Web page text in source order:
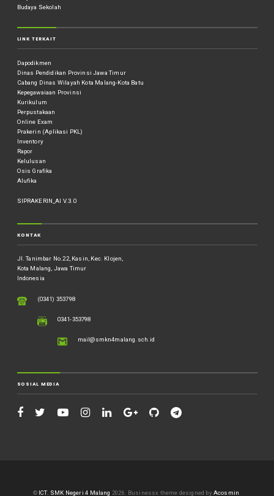
Budaya Sekolah
LINK TERKAIT
Dapodikmen
Dinas Pendidikan Provinsi Jawa Timur
Cabang Dinas Wilayah Kota Malang-Kota Batu
Kepegawaiaan Provinsi
Kurikulum
Perpustakaan
Online Exam
Prakerin (Aplikasi PKL)
Inventory
Rapor
Kelulusan
Osis Grafika
Alufika
SIPRAKERIN_AI V.3.0
KONTAK
Jl. Tanimbar No.22, Kasin, Kec. Klojen,
Kota Malang, Jawa Timur
Indonesia
(0341) 353798
0341-353798
mail@smkn4malang.sch.id
SOSIAL MEDIA
© ICT. SMK Negeri 4 Malang 2026. Businessx theme designed byAcosmin.